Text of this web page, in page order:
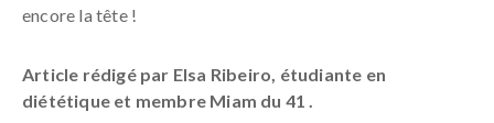
encore la tête !
Article rédigé par Elsa Ribeiro, étudiante en
diététique et membre Miam du 41 .